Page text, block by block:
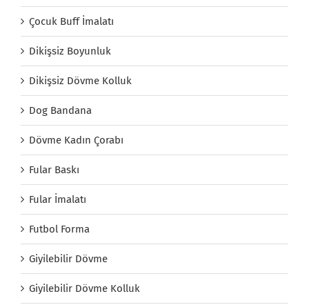
Çocuk Buff İmalatı
Dikişsiz Boyunluk
Dikişsiz Dövme Kolluk
Dog Bandana
Dövme Kadın Çorabı
Fular Baskı
Fular İmalatı
Futbol Forma
Giyilebilir Dövme
Giyilebilir Dövme Kolluk